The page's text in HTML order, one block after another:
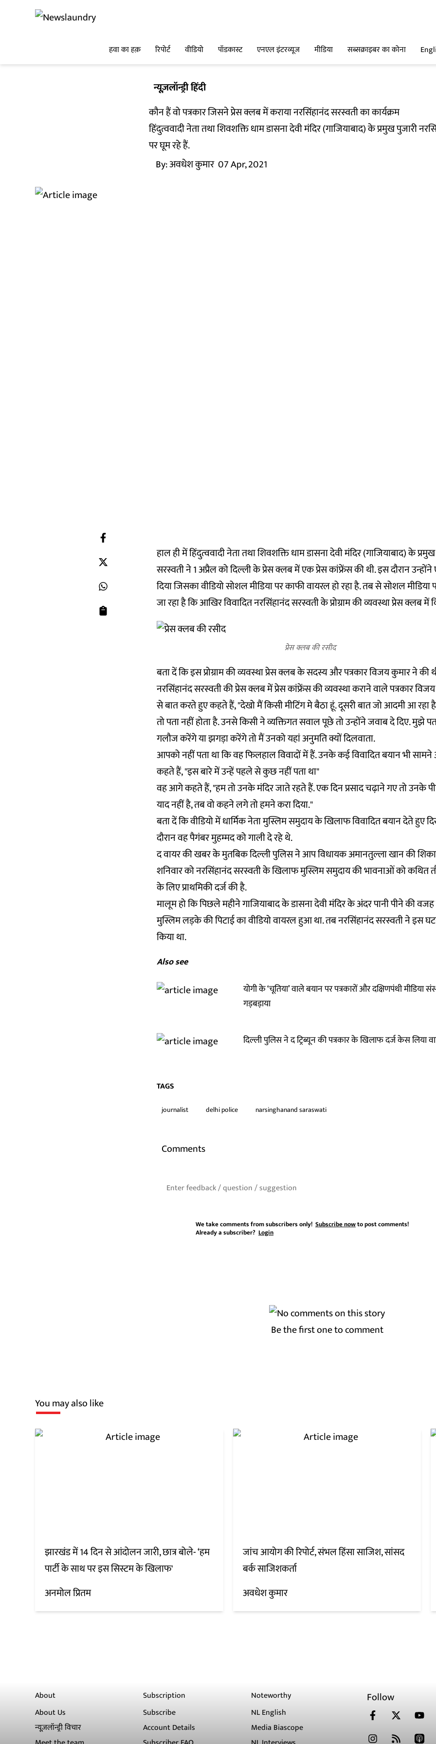
हवा का हक़ रिपोर्ट वीडियो पॉडकास्ट एनएल इंटरव्यूज मीडिया सब्सक्राइबर का कोना
न्यूज़लॉन्ड्री हिंदी
कौन हैं वो पत्रकार जिसने प्रेस क्लब में कराया नरसिंहानंद सरस्वती का कार्यक्रम
हिंदुत्ववादी नेता तथा शिवशक्ति धाम डासना देवी मंदिर (गाजियाबाद) के प्रमुख पुजारी
पर घूम रहे हैं.
By:अवधेश कुमार 07 Apr, 2021
हाल ही में हिंदुत्ववादी नेता तथा शिवशक्ति धाम डासना देवी मंदिर (गाजियाबाद) के
सरस्वती ने 1 अप्रैल को दिल्ली के प्रेस क्लब में एक प्रेस कांफ्रेंस की थी. इस दौरान
दिया जिसका वीडियो सोशल मीडिया पर काफी वायरल हो रहा है. तब से सोशल
जा रहा है कि आखिर विवादित नरसिंहानंद सरस्वती के प्रोग्राम की व्यवस्था प्रेस क्लब
प्रेस क्लब की रसीद
बता दें कि इस प्रोग्राम की व्यवस्था प्रेस क्लब के सदस्य और पत्रकार विजय कुमार ने की
नरसिंहानंद सरस्वती की प्रेस क्लब में प्रेस कांफ्रेंस की व्यवस्था कराने वाले पत्रकार विजय
से बात करते हुए कहते हैं, "देखो मैं किसी मीटिंग मे बैठा हूं. दूसरी बात जो आदमी आ रहा
तो पता नहीं होता है. उनसे किसी ने व्यक्तिगत सवाल पूछे तो उन्होंने जवाब दे दिए. मुझे
गलौज करेंगे या झगड़ा करेंगे तो मैं उनको यहां अनुमति क्यों दिलवाता.
आपको नहीं पता था कि वह फिलहाल विवादों में हैं. उनके कई विवादित बयान भी
कहते हैं, "इस बारे में उन्हें पहले से कुछ नहीं पता था"
वह आगे कहते हैं, "हम तो उनके मंदिर जाते रहते हैं. एक दिन प्रसाद चढ़ाने गए तो उनके
याद नहीं है, तब वो कहने लगे तो हमने करा दिया."
बता दें कि वीडियो में धार्मिक नेता मुस्लिम समुदाय के खिलाफ विवादित बयान देते हुए
दौरान वह पैगंबर मुहम्मद को गाली दे रहे थे.
द वायर कीखबरके मुतबिक दिल्ली पुलिस ने आप विधायक अमानतुल्ला खान की
शनिवार को नरसिंहानंद सरस्वती के खिलाफ मुस्लिम समुदाय की भावनाओं को कथित
के लिए प्राथमिकी दर्ज की है.
मालूम हो कि पिछले महीने गाजियाबाद के डासना देवी मंदिर के अंदर पानी पीने की
मुस्लिम लड़के की पिटाई का वीडियो वायरल हुआ था. तब नरसिंहानंद सरस्वती ने इस
किया था.
Also see
योगी के ‘चूतिया’ वाले बयान पर पत्रकारों और दक्षिणपंथी मीडिया
गड़बड़ाया
दिल्ली पुलिस ने द ट्रिब्यून की पत्रकार के खिलाफ दर्ज केस लिया
TAGS
journalist delhi police narsinghanand saraswati
Comments
We take comments from subscribers only! Subscribe nowto post comments!
Already a subscriber? Login
Be the first one to comment
You may also like
झारखंड में 14 दिन से आंदोलन जारी, छात्र बोले- ‘हम
पार्टी के साथ पर इस सिस्टम के खिलाफ'
अनमोल प्रितम
जांच आयोग की रिपोर्ट, संभल हिंसा साजिश, सांसद
बर्क साजिशकर्ता
अवधेश कुमार
About
About Us
न्यूज़लॉन्ड्री विचार
Subscription
Subscribe
Account Details
Noteworthy
NL English
Media Biascope
Follow